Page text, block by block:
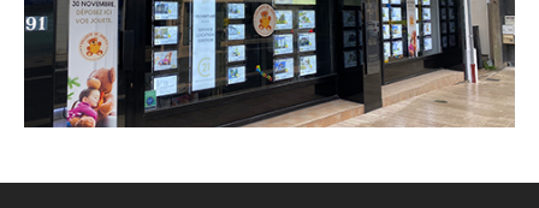
Envoyer un message
Téléphoner à l'agence